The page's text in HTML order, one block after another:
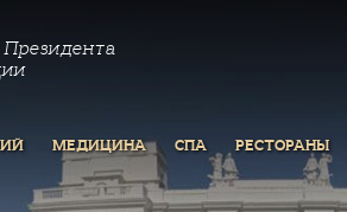
МЕДИЦИНА СПА РЕСТОРАНЫ